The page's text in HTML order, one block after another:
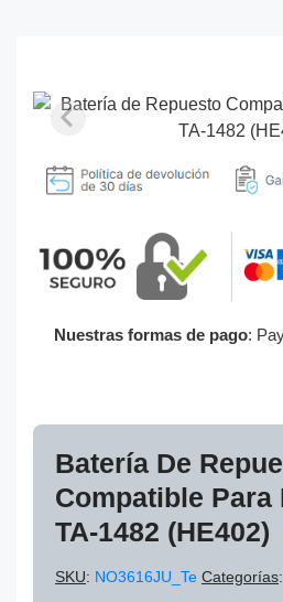
Nuestras formas de pago:
Batería De
Compatible Para
TA-1482 (HE402)
SKU: NO3616JU_Te Categorías